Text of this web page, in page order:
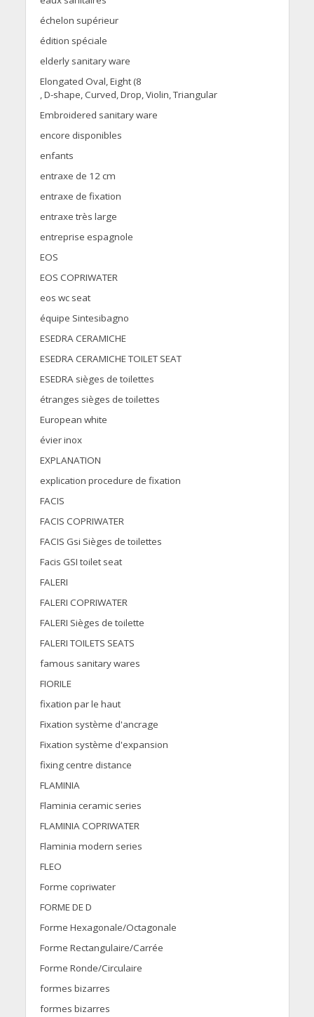
échelon supérieur
édition spéciale
elderly sanitary ware
Elongated Oval, Eight (8
, D-shape, Curved, Drop, Violin, Triangular
Embroidered sanitary ware
encore disponibles
enfants
entraxe de 12 cm
entraxe de fixation
entraxe très large
entreprise espagnole
EOS
EOS COPRIWATER
eos wc seat
équipe Sintesibagno
ESEDRA CERAMICHE
ESEDRA CERAMICHE TOILET SEAT
ESEDRA sièges de toilettes
étranges sièges de toilettes
European white
évier inox
EXPLANATION
explication procedure de fixation
FACIS
FACIS COPRIWATER
FACIS Gsi Sièges de toilettes
Facis GSI toilet seat
FALERI
FALERI COPRIWATER
FALERI Sièges de toilette
FALERI TOILETS SEATS
famous sanitary wares
FIORILE
fixation par le haut
Fixation système d'ancrage
Fixation système d'expansion
fixing centre distance
FLAMINIA
Flaminia ceramic series
FLAMINIA COPRIWATER
Flaminia modern series
FLEO
Forme copriwater
FORME DE D
Forme Hexagonale/Octagonale
Forme Rectangulaire/Carrée
Forme Ronde/Circulaire
formes bizarres
formes bizarres